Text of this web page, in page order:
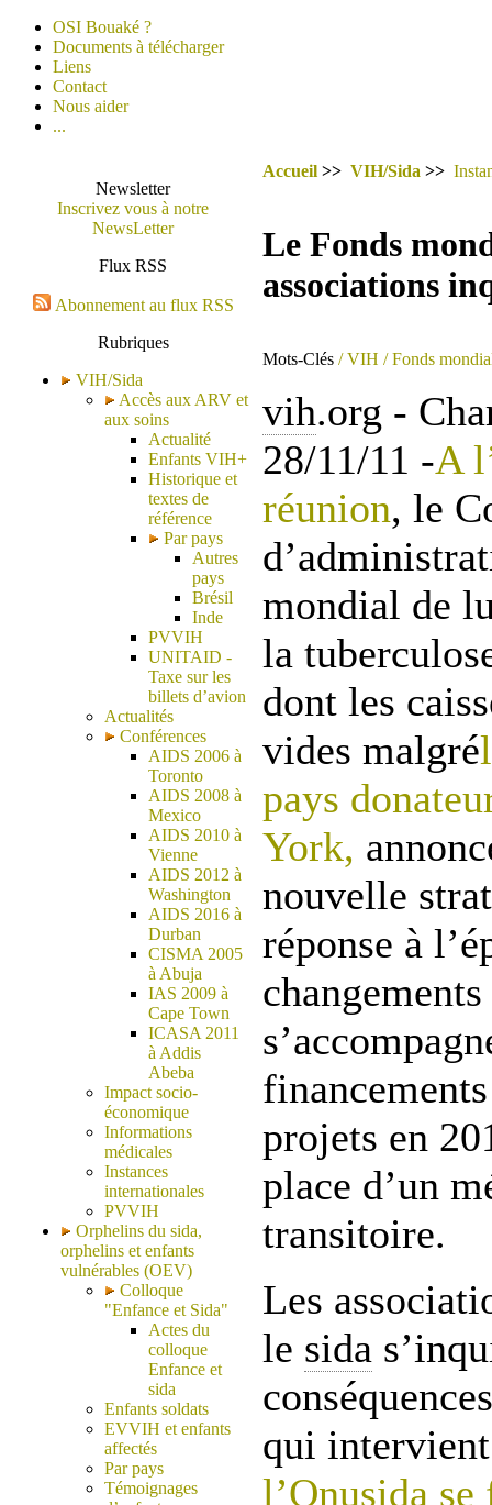
OSI Bouaké ?
Documents à télécharger
Liens
Contact
Nous aider
...
Newsletter
Inscrivez vous à notre
NewsLetter
Flux RSS
Abonnement au flux RSS
Rubriques
VIH/Sida
Accès aux ARV et
aux soins
Actualité
Enfants VIH+
Historique et
textes de
référence
Par pays
Autres
pays
Brésil
Inde
PVVIH
UNITAID -
Taxe sur les
billets d’avion
Actualités
Conférences
AIDS 2006 à
Toronto
AIDS 2008 à
Mexico
AIDS 2010 à
Vienne
AIDS 2012 à
Washington
AIDS 2016 à
Durban
CISMA 2005
à Abuja
IAS 2009 à
Cape Town
ICASA 2011
à Addis
Abeba
Impact socio-
économique
Informations
médicales
Instances
internationales
PVVIH
Orphelins du sida,
orphelins et enfants
vulnérables (OEV)
Colloque
"Enfance et Sida"
Actes du
colloque
Enfance et
sida
Enfants soldats
EVVIH et enfants
affectés
Par pays
Témoignages
Accueil >> VIH/Sida >>
Le Fonds
associations
Mots-Clés / VIH / Fonds
vih.org -
28/11/11 -A
réunion, le
mondial de
la
dont les
vides malgré
pays
York,
nouvelle
réponse à
projets en
place d’un
transitoire.
Les
le sida
qui
l’Onusida